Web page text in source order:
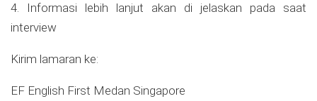
4. Informasi lebih lanjut akan di jelaskan pada saat
interview
Kirim lamaran ke:
EF English First Medan Singapore